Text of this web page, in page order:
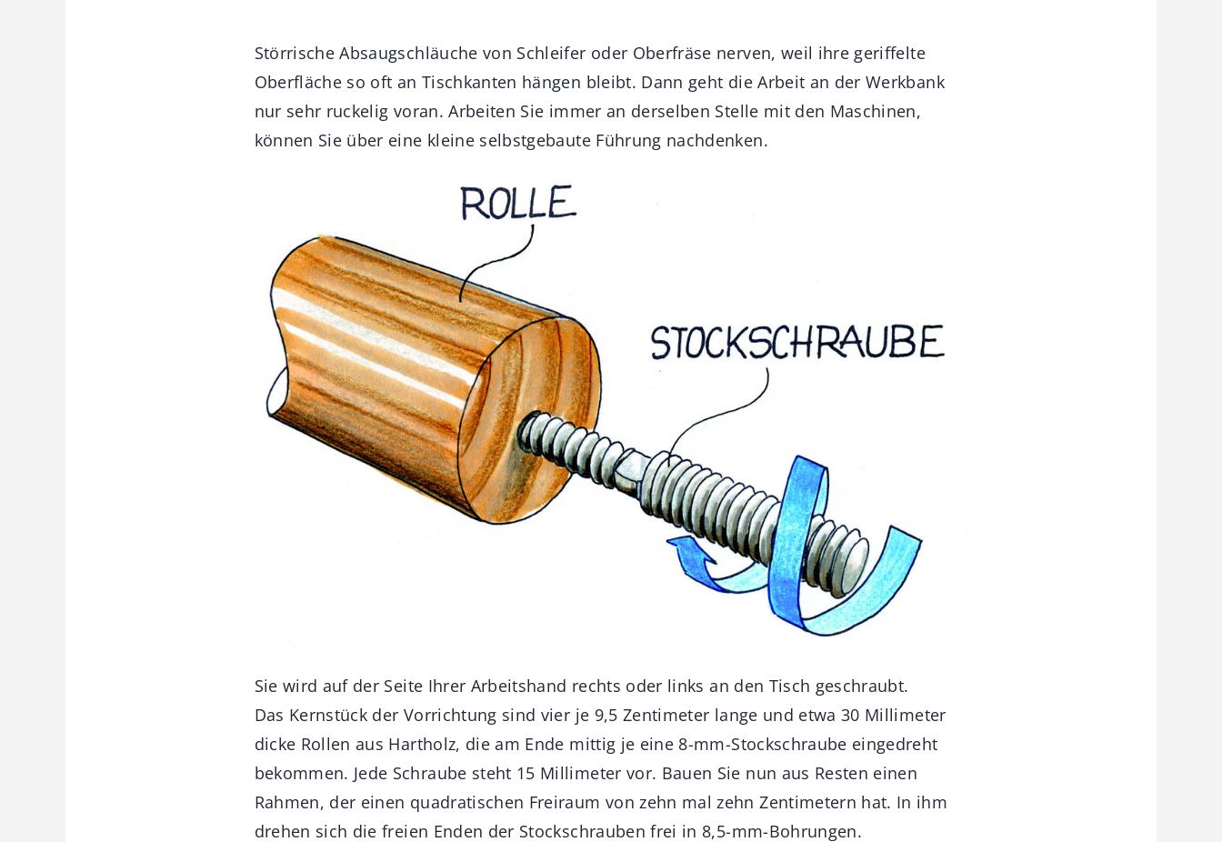
Störrische Absaugschläuche von Schleifer oder Oberfräse nerven, weil ihre geriffelte
Oberfläche so oft an Tischkanten hängen bleibt. Dann geht die Arbeit an der Werkbank
nur sehr ruckelig voran. Arbeiten Sie immer an derselben Stelle mit den Maschinen,
können Sie über eine kleine selbstgebaute Führung nachdenken.
Sie wird auf der Seite Ihrer Arbeitshand rechts oder links an den Tisch geschraubt.
Das Kernstück der Vorrichtung sind vier je 9,5 Zentimeter lange und etwa 30 Millimeter
dicke Rollen aus Hartholz, die am Ende mittig je eine 8-mm-Stockschraube eingedreht
bekommen. Jede Schraube steht 15 Millimeter vor. Bauen Sie nun aus Resten einen
Rahmen, der einen quadratischen Freiraum von zehn mal zehn Zentimetern hat. In ihm
drehen sich die freien Enden der Stockschrauben frei in 8,5-mm-Bohrungen.